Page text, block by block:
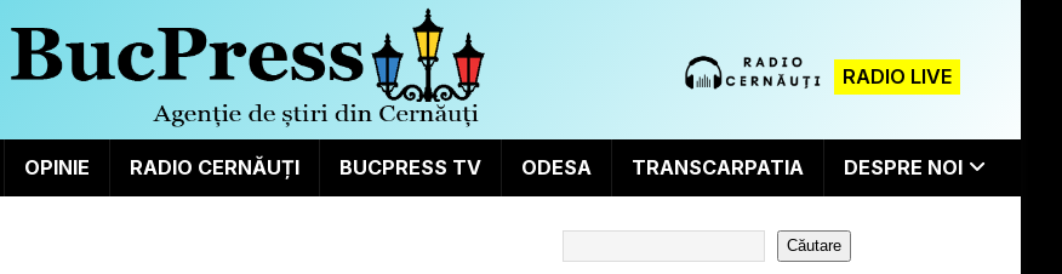
RADIO LIVE
OPINIE RADIO CERNĂUȚI BUCPRESS TV ODESA TRANSCARPATIA DESPRE NOI
Căutare